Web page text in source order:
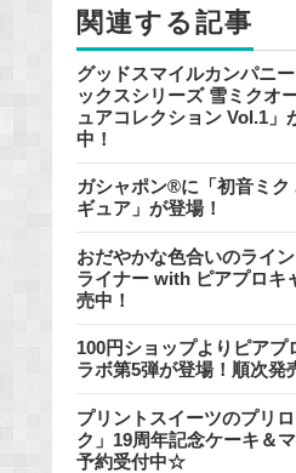
k
関連する記事
グッドスマイルカンパニ
ックスシリーズ 雪ミクオ
ュアコレクション Vol.1」
中！
ガシャポン®に「初音ミク
ギュア」が登場！
おだやかな色合いのライ
ライナー with ピアプロキ
売中！
100円ショップよりピアプ
ラボ第5弾が登場！順次発
プリントスイーツのプリ
ク」19周年記念ケーキ＆
予約受付中☆